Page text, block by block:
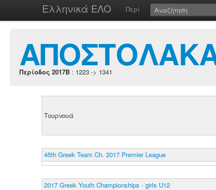
Ελληνικά ΕΛΟ Περί
Περίοδος 2017B : 1223 -> 1341
Τουρνουά
45th Greek Team Ch. 2017 Premier League
2017 Greek Youth Championships - girls U12